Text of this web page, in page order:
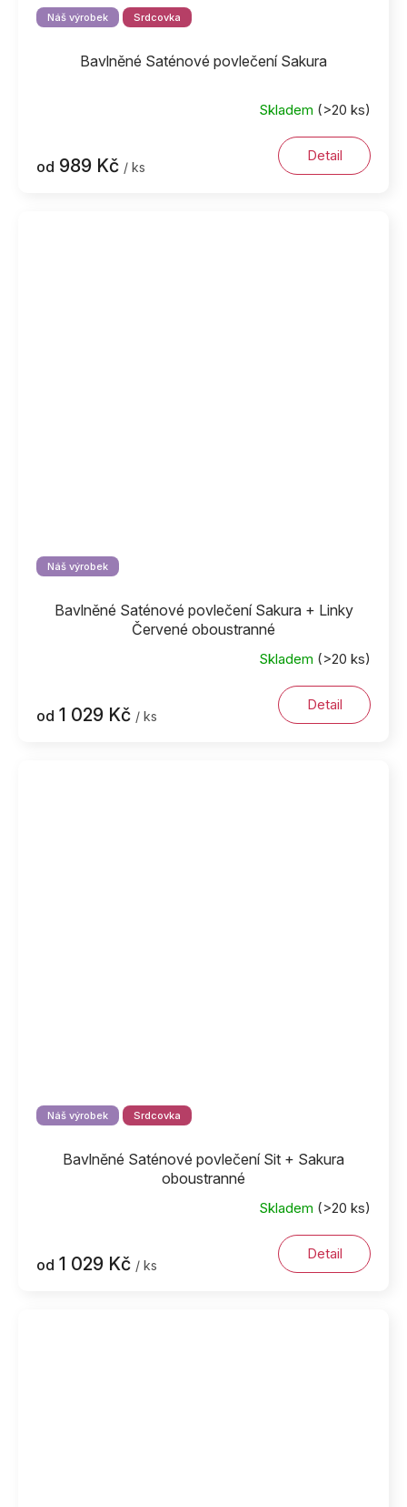
Náš výrobek Srdcovka
Bavlněné Saténové povlečení Sakura
Skladem (>20 ks)
od 989 Kč / ks
Detail
Náš výrobek
Bavlněné Saténové povlečení Sakura + Linky
Červené oboustranné
Skladem (>20 ks)
od 1 029 Kč / ks
Detail
Náš výrobek Srdcovka
Bavlněné Saténové povlečení Sit + Sakura
oboustranné
Skladem (>20 ks)
od 1 029 Kč / ks
Detail